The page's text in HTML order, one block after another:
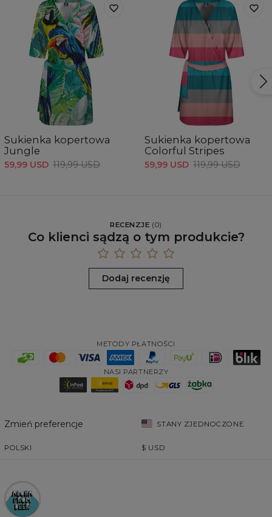
Sukienka kopertowa
Jungle
59,99 USD 119,99 USD
Sukienka kopertowa
Colorful Stripes
59,99 USD 119,99 USD
RECENZJE (0)
Co klienci sądzą o tym produkcie?
Dodaj recenzję
METODY PŁATNOŚCI
NASI PARTNERZY
Zmień preferencje STANY ZJEDNOCZONE
POLSKI $ USD